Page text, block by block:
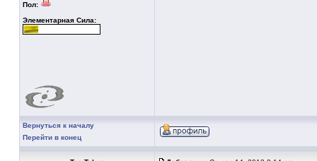
Пол:
Элементарная Сила:
Вернуться к началу
Перейти в конец